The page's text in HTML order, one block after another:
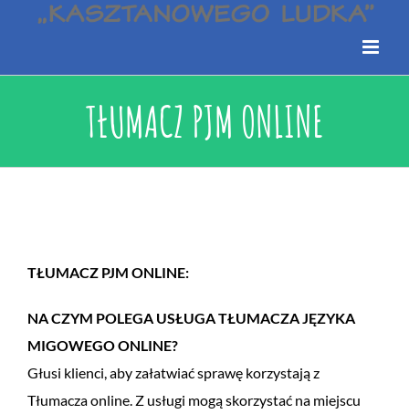
TŁUMACZ PJM ONLINE
TŁUMACZ PJM ONLINE:
NA CZYM POLEGA USŁUGA TŁUMACZA JĘZYKA
MIGOWEGO ONLINE?
Głusi klienci, aby załatwiać sprawę korzystają z
Tłumacza online. Z usługi mogą skorzystać na miejscu